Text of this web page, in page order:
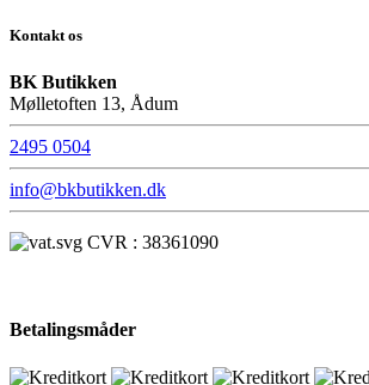
Kontakt os
BK Butikken
Mølletoften 13, Ådum
2495 0504
info@bkbutikken.dk
CVR : 38361090
Betalingsmåder